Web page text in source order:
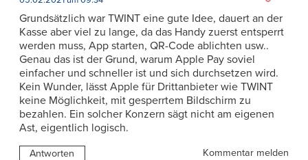
Grundsätzlich war TWINT eine gute Idee, dauert an der
Kasse aber viel zu lange, da das Handy zuerst entsperrt
werden muss, App starten, QR-Code ablichten usw..
Genau das ist der Grund, warum Apple Pay soviel
einfacher und schneller ist und sich durchsetzen wird.
Kein Wunder, lässt Apple für Drittanbieter wie TWINT
keine Möglichkeit, mit gesperrtem Bildschirm zu
bezahlen. Ein solcher Konzern sägt nicht am eigenen
Ast, eigentlich logisch.
Antworten
Kommentar melden